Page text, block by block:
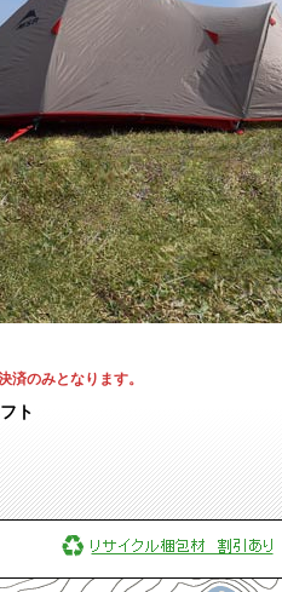
のみとなります。
ト